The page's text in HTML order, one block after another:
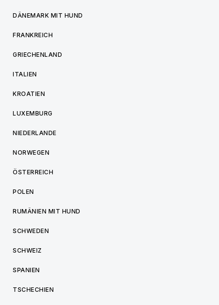
DÄNEMARK MIT HUND
FRANKREICH
GRIECHENLAND
ITALIEN
KROATIEN
LUXEMBURG
NIEDERLANDE
NORWEGEN
ÖSTERREICH
POLEN
RUMÄNIEN MIT HUND
SCHWEDEN
SCHWEIZ
SPANIEN
TSCHECHIEN